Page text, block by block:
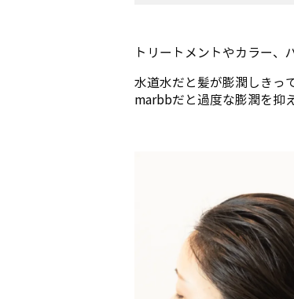
トリートメントやカラー、
水道水だと髪が膨潤しきっ
marbbだと過度な膨潤を抑